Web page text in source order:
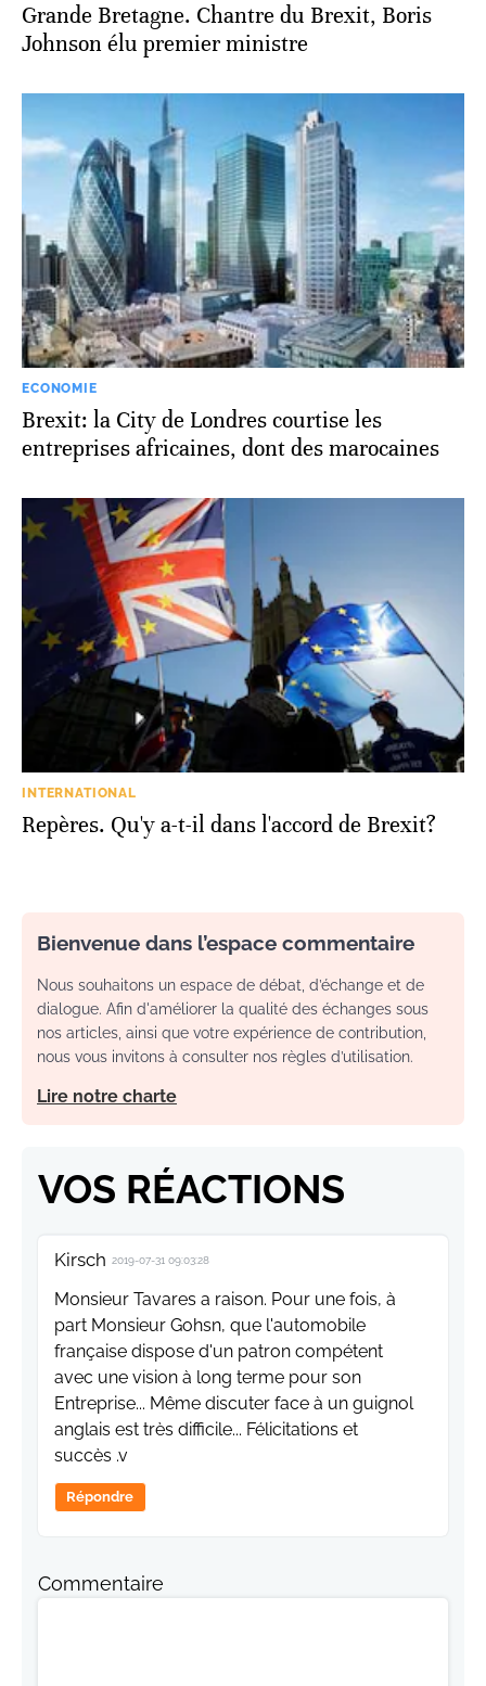
Grande Bretagne. Chantre du Brexit, Boris
Johnson élu premier ministre
ECONOMIE
Brexit: la City de Londres courtise les
entreprises africaines, dont des marocaines
INTERNATIONAL
Repères. Qu'y a-t-il dans l'accord de Brexit?
Bienvenue dans l’espace commentaire
Nous souhaitons un espace de débat, d’échange et de
dialogue. Afin d'améliorer la qualité des échanges sous
nos articles, ainsi que votre expérience de contribution,
nous vous invitons à consulter nos règles d’utilisation.
Lire notre charte
VOS RÉACTIONS
Kirsch 2019-07-31 09:03:28
Monsieur Tavares a raison. Pour une fois, à
part Monsieur Gohsn, que l'automobile
française dispose d'un patron compétent
avec une vision à long terme pour son
Entreprise... Même discuter face à un guignol
anglais est très difficile... Félicitations et
succès .v
Répondre
Commentaire